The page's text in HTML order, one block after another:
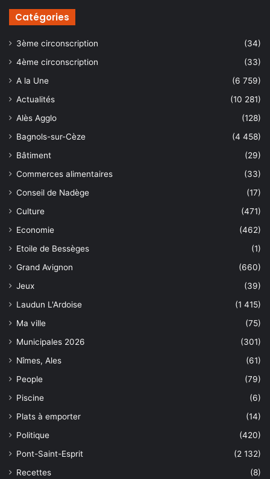
Catégories
3ème circonscription
(34)
4ème circonscription
(33)
A la Une
(6 759)
Actualités
(10 281)
Alès Agglo
(128)
Bagnols-sur-Cèze
(4 458)
Bâtiment
(29)
Commerces alimentaires
(33)
Conseil de Nadège
(17)
Culture
(471)
Economie
(462)
Etoile de Bessèges
(1)
Grand Avignon
(660)
Jeux
(39)
Laudun L'Ardoise
(1 415)
Ma ville
(75)
Municipales 2026
(301)
Nîmes, Ales
(61)
People
(79)
Piscine
(6)
Plats à emporter
(14)
Politique
(420)
Pont-Saint-Esprit
(2 132)
Recettes
(8)